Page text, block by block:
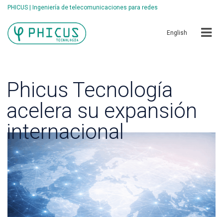
PHICUS | Ingeniería de telecomunicaciones para redes
English
Phicus Tecnología
acelera su expansión
internacional